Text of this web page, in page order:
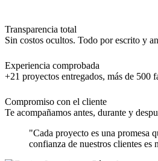
Transparencia total
Sin costos ocultos. Todo por escrito y
Experiencia comprobada
+21 proyectos entregados, más de 500
Compromiso con el cliente
Te acompañamos antes, durante y
"Cada proyecto es una promesa
confianza de nuestros clientes es